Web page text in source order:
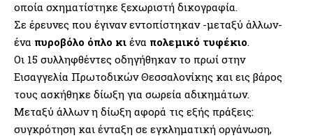
οποία σχηματίστηκε ξεχωριστή δικογραφία.
Σε έρευνες που έγιναν εντοπίστηκαν -μεταξύ άλλων-
ένα πυροβόλο όπλο κι ένα πολεμικό τυφέκιο.
Οι 15 συλληφθέντες οδηγήθηκαν το πρωί στην
Εισαγγελία Πρωτοδικών Θεσσαλονίκης και εις βάρος
τους ασκήθηκε δίωξη για σωρεία αδικημάτων.
Μεταξύ άλλων η δίωξη αφορά τις εξής πράξεις:
συγκρότηση και ένταξη σε εγκληματική οργάνωση,